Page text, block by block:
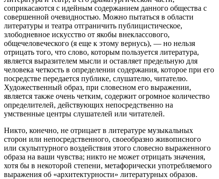
соприкасаются с идейным содержанием данного общества с
совершенной очевидностью. Можно пытаться в области
литературы и театра отграничить публицистическое,
злободневное искусство от якобы внеклассового,
общечеловеческого (я еще к этому вернусь), — но нельзя
отрицать того, что слово, которым пользуется литература,
является выразителем мысли и оставляет предельную для
человека четкость в определении содержания, которое при его
посредстве передается публике, слушателю, читателю.
Художественный образ, при словесном его выражении,
является также очень четким, содержит огромное количество
определителей, действующих непосредственно на
умственные центры слушателей или читателей.
Никто, конечно, не отрицает в литературе музыкальных
сторон или непосредственного, своеобразно живописного
или скульптурного воздействия этого словесно выраженного
образа на ваши чувства; никто не может отрицать значения,
хотя бы в некоторой степени, метафорически употребляемого
выражения об «архитектурности» литературных образов.